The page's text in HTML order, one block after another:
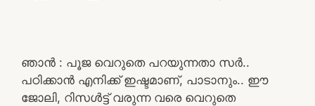
ഞാൻ : പൂജ വെറുതെ പറയുന്നതാ സർ..
പഠിക്കാൻ എനിക്ക് ഇഷ്ടമാണ്, പാടാനും.. ഈ
ജോലി, റിസൾട്ട്‌ വരുന്ന വരെ വെറുതെ